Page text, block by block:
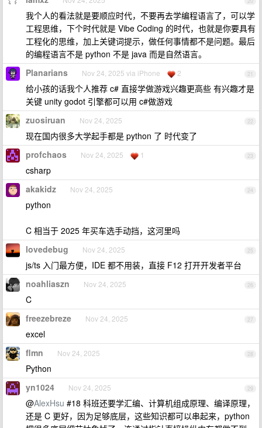
我个人的看法就是要顺应时代，不要再去学编程语言了，可以学
工程思维，下个时代就是 Vibe Coding 的时代，也就是你要具有
工程化的思维，加上关键词提示，做任何事情都不是问题。最后
的编程语言不是 python 不是 java 而是自然语言。
21
Planarians Nov 24, 2025 via iPhone 2
给小孩的话我个人推荐 c# 直接学做游戏兴趣更高些 有兴趣才是
关键 unity godot 引擎都可以用 c#做游戏
22
zuosiruan Nov 24, 2025
现在国内很多大学起手都是 python 了 时代变了
23
profchaos Nov 24, 2025 1
csharp
24
akakidz Nov 24, 2025
python
C 相当于 2025 年买车选手动挡，这河里吗
25
lovedebug Nov 24, 2025
js/ts 入门最方便，IDE 都不用装，直接 F12 打开开发者平台
26
noahliaszn Nov 24, 2025
C
27
freezebreze Nov 24, 2025
excel
28
flmn Nov 24, 2025
Python
29
yn1024 Nov 24, 2025
@AlexHsu #18 科班还要学汇编、计算机组成原理、编译原理，
还是 C 更好，因为足够底层，这些知识都可以串起来，python